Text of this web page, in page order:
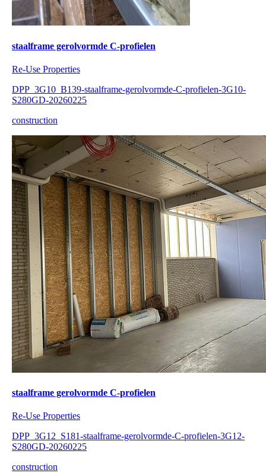
staalframe gerolvormde C-profielen
Re-Use Properties
DPP_3G10_B139-staalframe-gerolvormde-C-profielen-3G10-
S280GD-20260225
construction
staalframe gerolvormde C-profielen
Re-Use Properties
DPP_3G12_S181-staalframe-gerolvormde-C-profielen-3G12-
S280GD-20260225
construction